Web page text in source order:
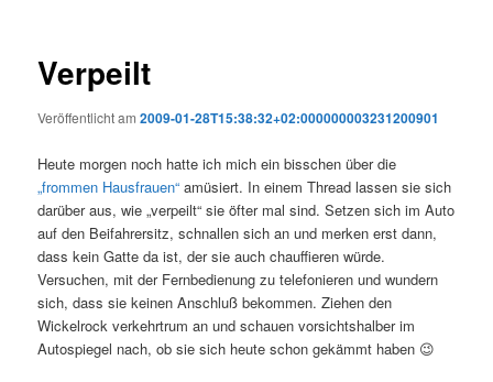
Verpeilt
Veröffentlicht am2009-01-28T15:38:32+02:000000003231200901
Heute morgen noch hatte ich mich ein bisschen über die
„frommen Hausfrauen“ amüsiert. In einem Thread lassen sie sich
darüber aus, wie „verpeilt“ sie öfter mal sind. Setzen sich im Auto
auf den Beifahrersitz, schnallen sich an und merken erst dann,
dass kein Gatte da ist, der sie auch chauffieren würde.
Versuchen, mit der Fernbedienung zu telefonieren und wundern
sich, dass sie keinen Anschluß bekommen. Ziehen den
Wickelrock verkehrtrum an und schauen vorsichtshalber im
Autospiegel nach, ob sie sich heute schon gekämmt haben 😉